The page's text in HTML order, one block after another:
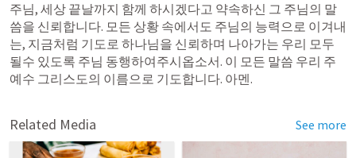
주님, 세상 끝날까지 함께 하시겠다고 약속하신 그 주님의 말
씀을 신뢰합니다. 모든 상황 속에서도 주님의 능력으로 이겨내
는, 지금처럼 기도로 하나님을 신뢰하며 나아가는 우리 모두
될수 있도록 주님 동행하여주시옵소서. 이 모든 말씀 우리 주
예수 그리스도의 이름으로 기도합니다. 아멘.
Related Media See more